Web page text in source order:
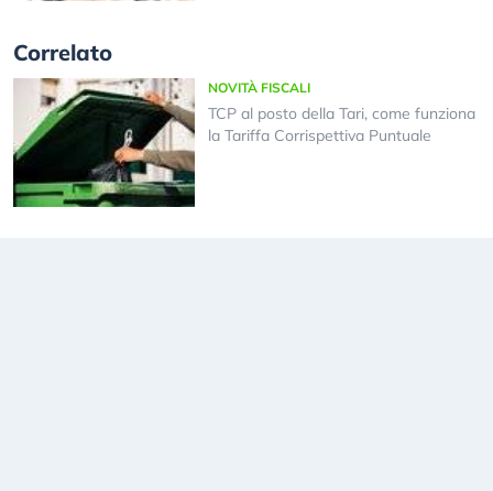
Correlato
NOVITÀ FISCALI
TCP al posto della Tari, come funziona
la Tariffa Corrispettiva Puntuale